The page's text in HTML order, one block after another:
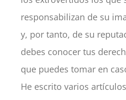
responsabilizan de su
y, por tanto, de su
debes conocer tus
que puedes tomar en
He escrito varios artículos